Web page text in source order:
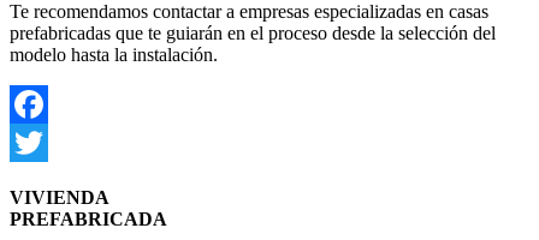
Te recomendamos contactar a empresas especializadas en casas
prefabricadas que te guiarán en el proceso desde la selección del
modelo hasta la instalación.
Facebook
VIVIENDA
PREFABRICADA